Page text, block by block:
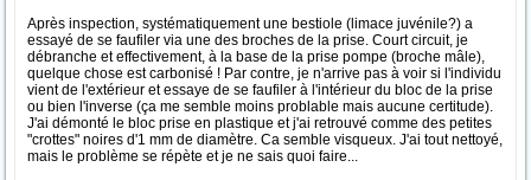
Après inspection, systématiquement une bestiole (limace juvénile?) a
essayé de se faufiler via une des broches de la prise. Court circuit, je
débranche et effectivement, à la base de la prise pompe (broche mâle),
quelque chose est carbonisé ! Par contre, je n'arrive pas à voir si l'individu
vient de l'extérieur et essaye de se faufiler à l'intérieur du bloc de la prise
ou bien l'inverse (ça me semble moins problable mais aucune certitude).
J'ai démonté le bloc prise en plastique et j'ai retrouvé comme des petites
"crottes" noires d'1 mm de diamètre. Ca semble visqueux. J'ai tout nettoyé,
mais le problème se répète et je ne sais quoi faire...